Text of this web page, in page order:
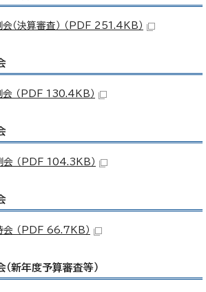
（決算審査） （PDF 251.4KB）
（PDF 130.4KB）
（PDF 104.3KB）
（PDF 66.7KB）
新年度予算審査等）